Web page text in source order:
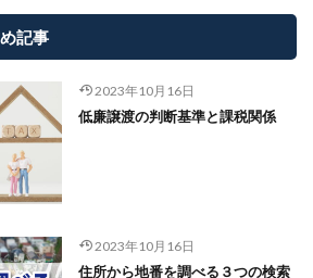
記事
2023年10月16日
低廉譲渡の判断基準と課税関係
2023年10月16日
住所から地番を調べる３つの検索